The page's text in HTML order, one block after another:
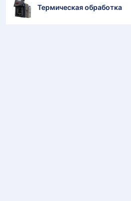
Термическая обработка